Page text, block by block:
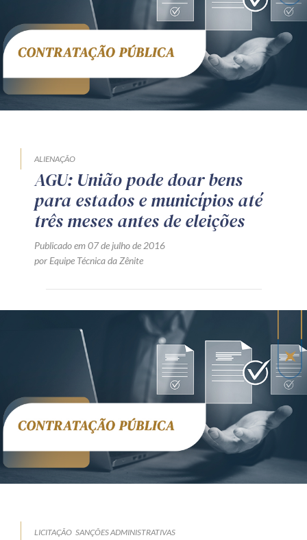
Av. Sete de Setembro, 4698
80240-000
Telefone (41) 2109-8666
ALIENAÇÃO
AGU: União pode doar bens
para estados e municípios até
três meses antes de eleições
Publicado em 07 de julho de 2016
por Equipe Técnica da Zênite
LICITAÇÃO SANÇÕES ADMINISTRATIVAS